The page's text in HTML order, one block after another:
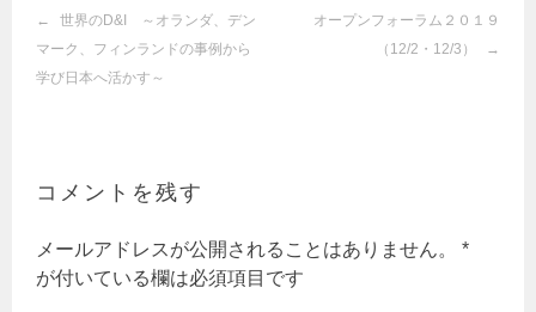
投
稿
ナ
シ
ン
世界のD&I ～オランダ、デン
マーク、フィンランドの事例から
学び日本へ活かす～
オープンフォーラム２０１９
（12/2・12/3）
コメントを残す
メールアドレスが公開されることはありません。
*
が付いている欄は必須項目です